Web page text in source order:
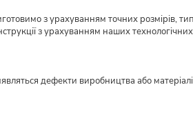
з урахуванням точних розмірів,
з урахуванням наших
дефекти виробництва або